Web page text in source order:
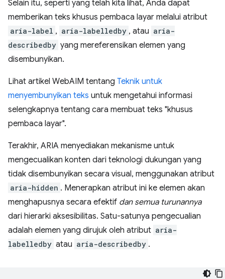
Selain itu, seperti yang telah kita lihat, Anda dapat
memberikan teks khusus pembaca layar melalui atribut
aria-label , aria-labelledby , atau aria-
describedby yang mereferensikan elemen yang
disembunyikan.
Lihat artikel WebAIM tentang Teknik untuk
menyembunyikan teks untuk mengetahui informasi
selengkapnya tentang cara membuat teks "khusus
pembaca layar".
Terakhir, ARIA menyediakan mekanisme untuk
mengecualikan konten dari teknologi dukungan yang
tidak disembunyikan secara visual, menggunakan atribut
aria-hidden . Menerapkan atribut ini ke elemen akan
menghapusnya secara efektif dan semua turunannya
dari hierarki aksesibilitas. Satu-satunya pengecualian
adalah elemen yang dirujuk oleh atribut aria-
labelledby atau aria-describedby .